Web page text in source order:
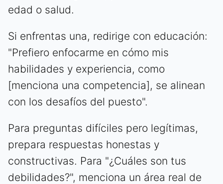
edad o salud.
Si enfrentas una, redirige con educación:
"Prefiero enfocarme en cómo mis
habilidades y experiencia, como
[menciona una competencia], se alinean
con los desafíos del puesto".
Para preguntas difíciles pero legítimas,
prepara respuestas honestas y
constructivas. Para "¿Cuáles son tus
debilidades?", menciona un área real de